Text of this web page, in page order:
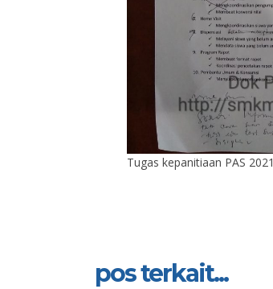
Tugas kepanitiaan PAS 2021
pos terkait...